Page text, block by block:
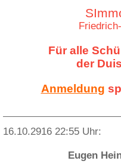
Für alle
der
Anmeldung
16.10.2916 22:55 Uhr:
Eugen